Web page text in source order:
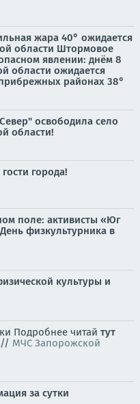
жара 40° ожидается
области Штормовое
явлении: днём 8
области ожидается
районах 38°
освободила село
области!
города!
поле: активисты «Юг
физкультурника в
культуры и
Подробнее читай тут
// МЧС Запорожской
за сутки